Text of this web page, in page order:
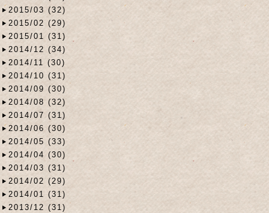
2015/03 (32)
2015/02 (29)
2015/01 (31)
2014/12 (34)
2014/11 (30)
2014/10 (31)
2014/09 (30)
2014/08 (32)
2014/07 (31)
2014/06 (30)
2014/05 (33)
2014/04 (30)
2014/03 (31)
2014/02 (29)
2014/01 (31)
2013/12 (31)